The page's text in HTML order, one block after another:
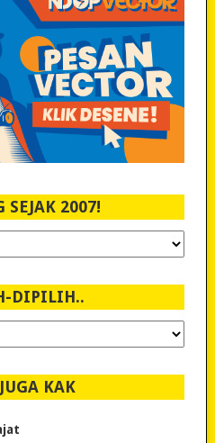
SEJAK 2007!
DIPILIH..
KAK